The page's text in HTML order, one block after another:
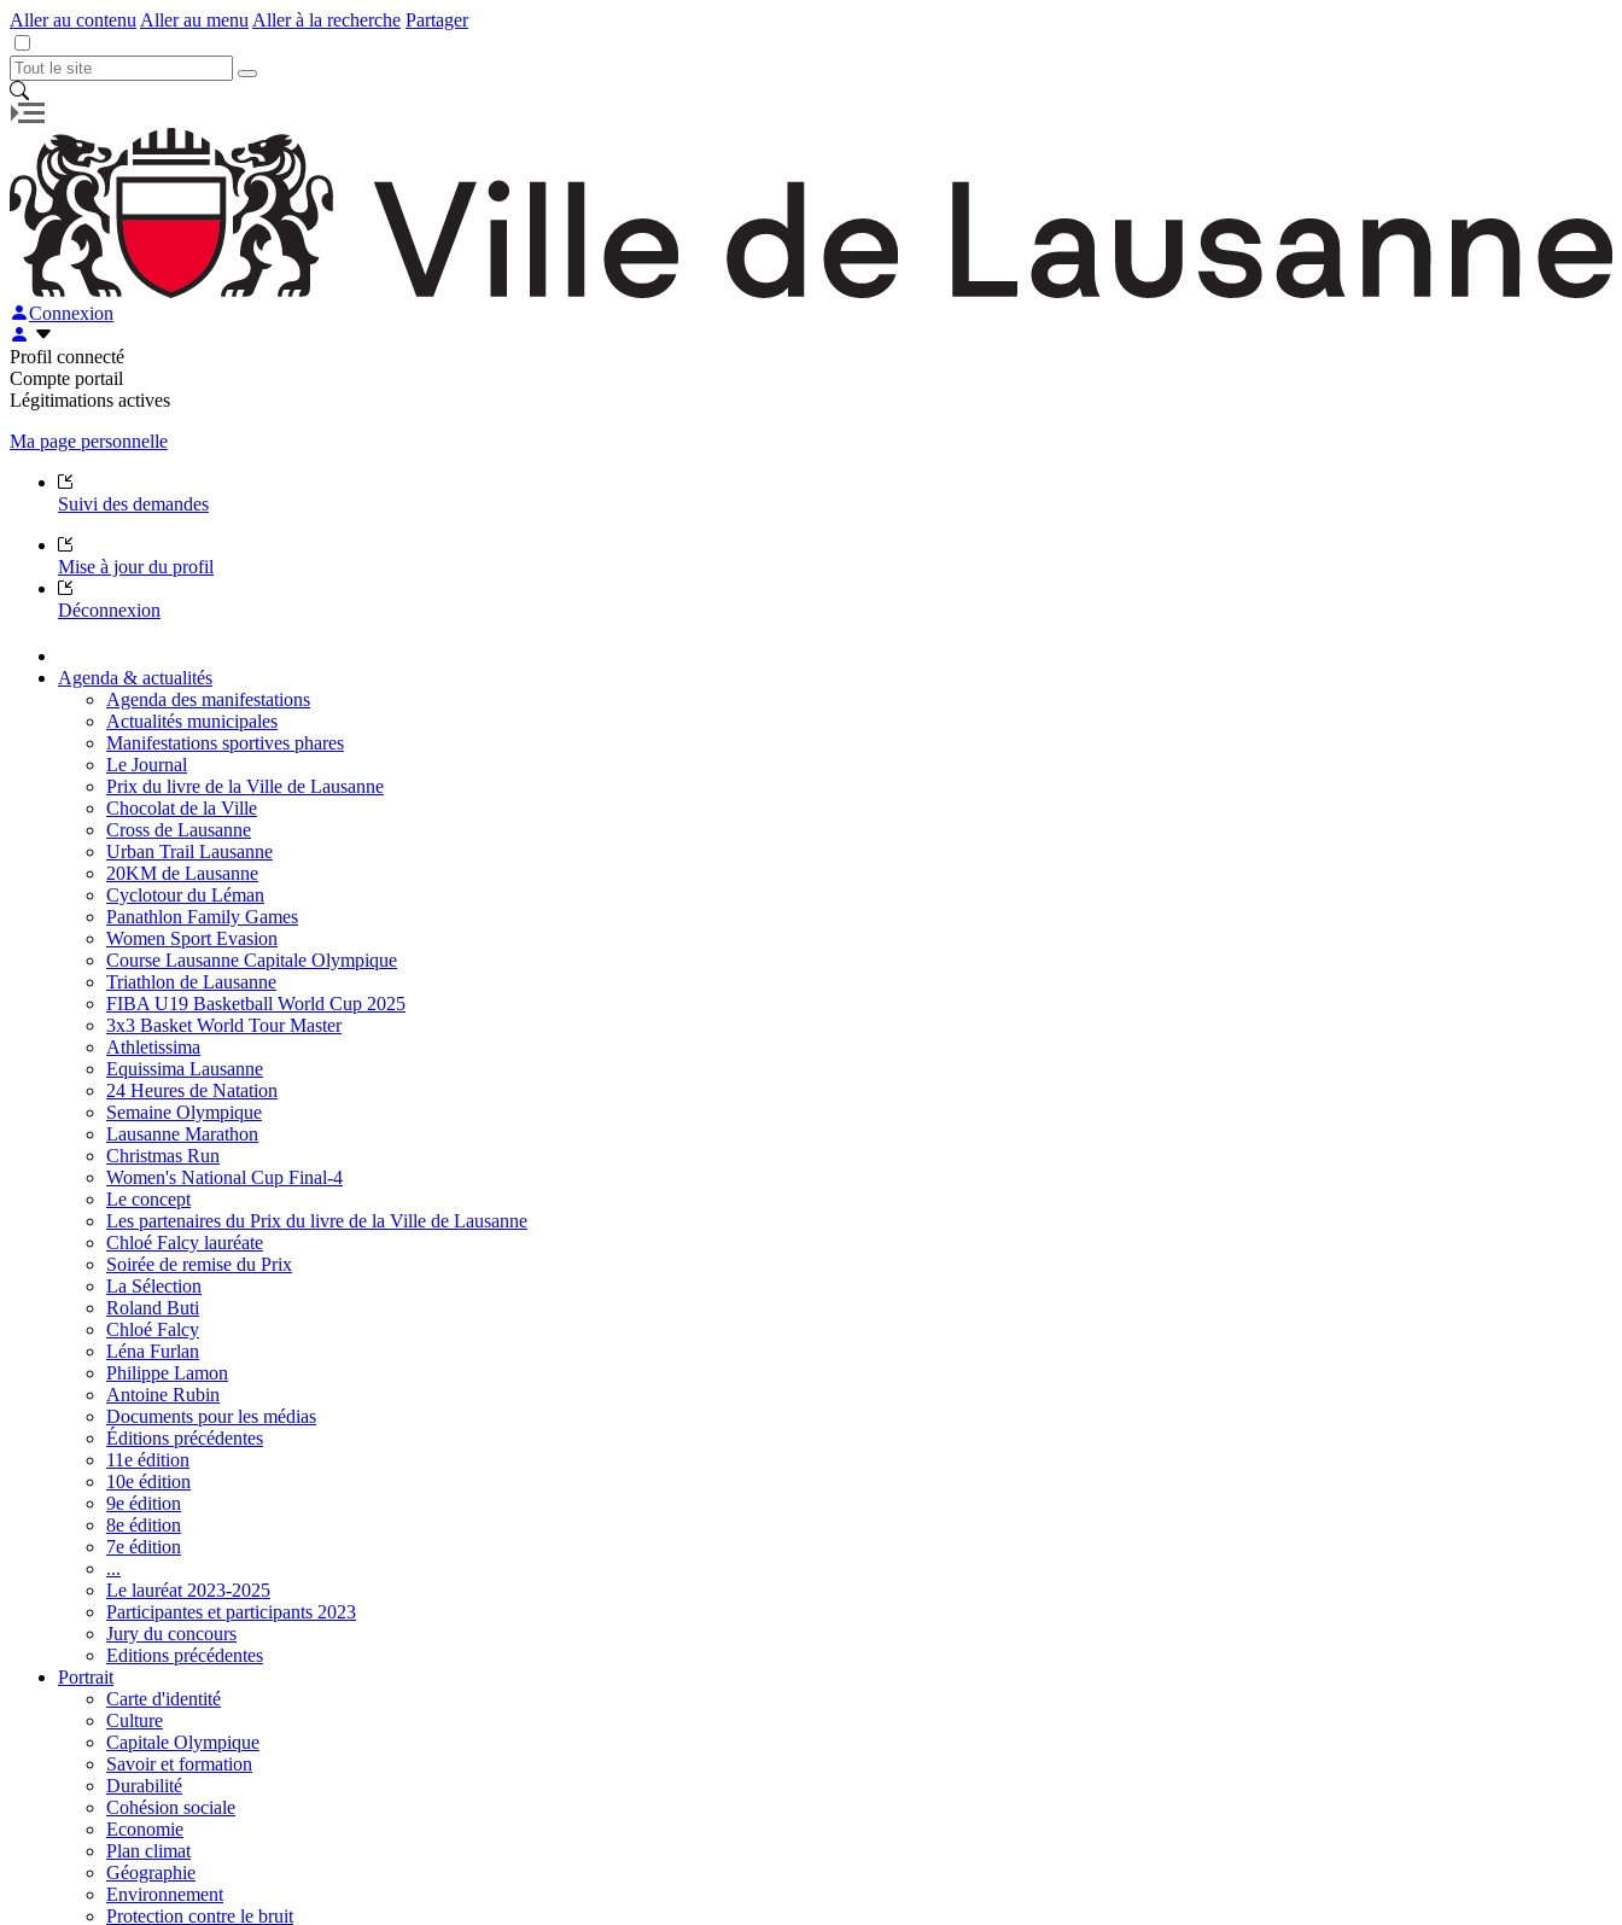
Aller au contenu Aller au menu Aller à la recherche Partager
Connexion
Profil connecté
Compte portail
Légitimations actives
Ma page personnelle
Suivi des demandes
Mise à jour du profil
Déconnexion
Agenda & actualités
Agenda des manifestations
Actualités municipales
Manifestations sportives phares
Le Journal
Prix du livre de la Ville de Lausanne
Chocolat de la Ville
Cross de Lausanne
Urban Trail Lausanne
20KM de Lausanne
Cyclotour du Léman
Panathlon Family Games
Women Sport Evasion
Course Lausanne Capitale Olympique
Triathlon de Lausanne
FIBA U19 Basketball World Cup 2025
3x3 Basket World Tour Master
Athletissima
Equissima Lausanne
24 Heures de Natation
Semaine Olympique
Lausanne Marathon
Christmas Run
Women's National Cup Final-4
Le concept
Les partenaires du Prix du livre de la Ville de Lausanne
Chloé Falcy lauréate
Soirée de remise du Prix
La Sélection
Roland Buti
Chloé Falcy
Léna Furlan
Philippe Lamon
Antoine Rubin
Documents pour les médias
Éditions précédentes
11e édition
10e édition
9e édition
8e édition
7e édition
...
Le lauréat 2023-2025
Participantes et participants 2023
Jury du concours
Editions précédentes
Portrait
Carte d'identité
Culture
Capitale Olympique
Savoir et formation
Durabilité
Cohésion sociale
Economie
Plan climat
Géographie
Environnement
Protection contre le bruit